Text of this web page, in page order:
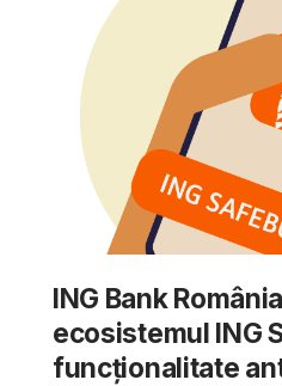
ING Bank
ecosistemul ING
funcționalitate